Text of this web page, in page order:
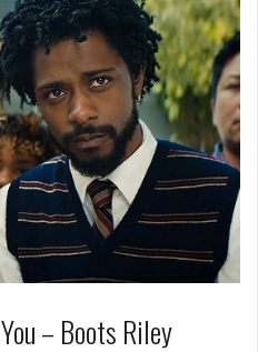
– Boots Riley